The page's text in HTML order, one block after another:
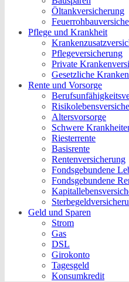
Öltankversicherung
Pflege und Krankheit
Pflegeversicherung
Private
Gesetzliche
Rente und Vorsorge
Altersvorsorge
Schwere
Riesterrente
Basisrente
Rentenversicherung
Fondsgebundene
Fondsgebundene
Geld und Sparen
Strom
Gas
DSL
Girokonto
Tagesgeld
Konsumkredit